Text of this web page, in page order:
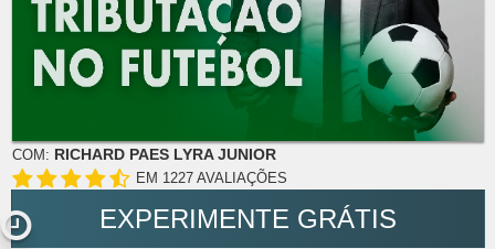
COM: RICHARD PAES LYRA JUNIOR
EM 1227 AVALIAÇÕES
EXPERIMENTE GRÁTIS